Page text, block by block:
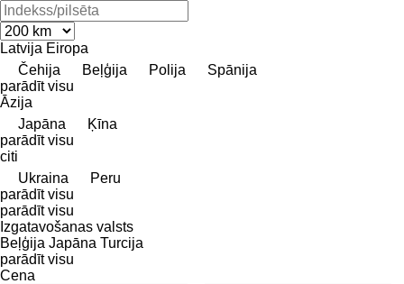
Latvija Eiropa
Čehija
Beļģija Polija
Spānija
parādīt visu
Āzija
Japāna
Ķīna
parādīt visu
citi
Ukraina
Peru
parādīt visu
parādīt visu
Izgatavošanas valsts
Beļģija Japāna Turcija
parādīt visu
Cena